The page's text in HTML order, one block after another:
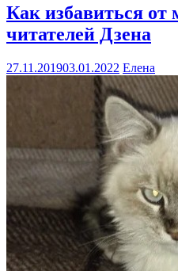
Как избавиться
читателей Дзена
27.11.201903.01.2022 Елена